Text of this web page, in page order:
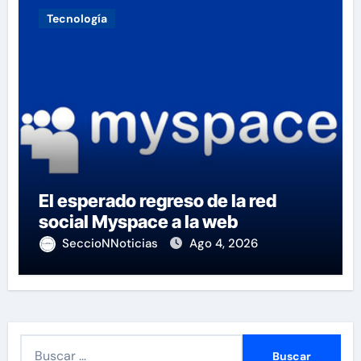
Tecnología
El esperado regreso de la red
social Myspace a la web
SeccioNNoticias Ago 4, 2026